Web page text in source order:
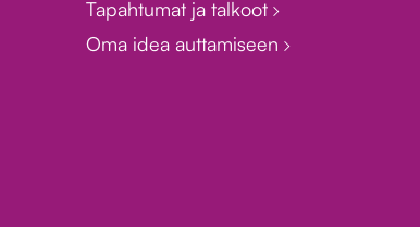
Tapahtumat ja talkoot
Oma idea auttamiseen